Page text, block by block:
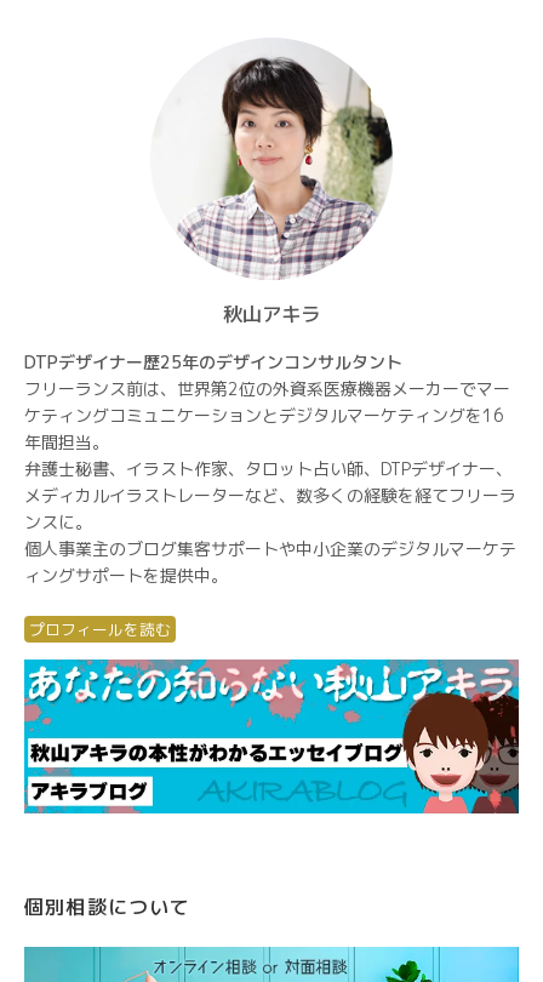
秋山アキラ
DTPデザイナー歴25年のデザインコンサルタント
フリーランス前は、世界第2位の外資系医療機器メーカーでマー
ケティングコミュニケーションとデジタルマーケティングを16
年間担当。
弁護士秘書、イラスト作家、タロット占い師、DTPデザイナー、
メディカルイラストレーターなど、数多くの経験を経てフリーラ
ンスに。
個人事業主のブログ集客サポートや中小企業のデジタルマーケテ
ィングサポートを提供中。
プロフィールを読む
個別相談について